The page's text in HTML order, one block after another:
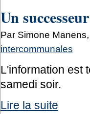
Un
Par Simone
intercommunales
L'information est
samedi soir.
Lire la suite